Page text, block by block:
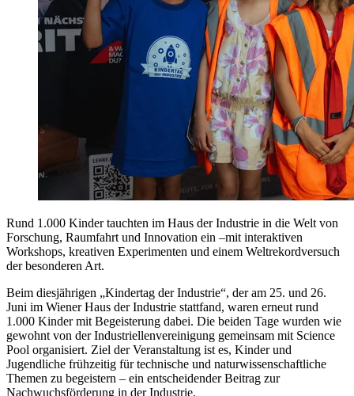
Rund 1.000 Kinder tauchten im Haus der Industrie in die Welt von
Forschung, Raumfahrt und Innovation ein –mit interaktiven
Workshops, kreativen Experimenten und einem Weltrekordversuch
der besonderen Art.
Beim diesjährigen „Kindertag der Industrie“, der am 25. und 26.
Juni im Wiener Haus der Industrie stattfand, waren erneut rund
1.000 Kinder mit Begeisterung dabei. Die beiden Tage wurden wie
gewohnt von der Industriellenvereinigung gemeinsam mit Science
Pool organisiert. Ziel der Veranstaltung ist es, Kinder und
Jugendliche frühzeitig für technische und naturwissenschaftliche
Themen zu begeistern – ein entscheidender Beitrag zur
Nachwuchsförderung in der Industrie.